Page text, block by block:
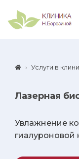
Услуги в
Лазерная
Увлажнение
гиалуроновой